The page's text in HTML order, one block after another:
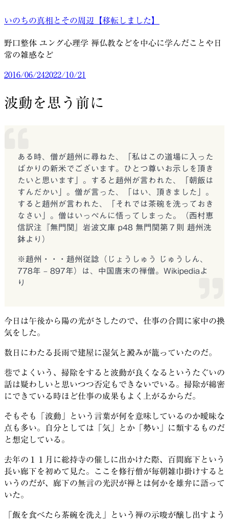
ン
ン
ツ
へ
キ
ッ
いのちの真相とその周辺【移転しました】
野口整体 ユング心理学 禅仏教などを中心に学んだことや日
常の雑感など
投
日:
2016/06/242022/10/21
波動を思う前に
ある時、僧が趙州に尋ねた、「私はこの道場に入った
ばかりの新米でございます。ひとつ尊いお示しを頂き
たいと思います」。すると趙州が言われた、「朝飯は
すんだかい」。僧が言った、「はい、頂きました」。
すると趙州が言われた、「それでは茶碗を洗っておき
なさい」。僧はいっぺんに悟ってしまった。（西村恵
信訳注『無門関』岩波文庫 p48 無門関第７則 趙州洗
鉢より）
※趙州・・・趙州従諗（じょうしゅう じゅうしん、
778年 – 897年）は、中国唐末の禅僧。Wikipediaよ
り
今日は午後から陽の光がさしたので、仕事の合間に家中の換
気をした。
数日にわたる長雨で建屋に湿気と澱みが籠っていたのだ。
巷でよくいう、掃除をすると波動が良くなるというたぐいの
話は疑わしいと思いつつ否定もできないでいる。掃除が綿密
にできている時ほど仕事の成果もよく上がるからだ。
そもそも「波動」という言葉が何を意味しているのか曖昧な
点も多い。自分としては「気」とか「勢い」に類するものだ
と想定している。
去年の１１月に総持寺の催しに出かけた際、百間廊下という
長い廊下を初めて見た。ここを修行僧が毎朝雑巾掛けすると
いうのだが、廊下の無言の光沢が禅とは何かを雄弁に語って
いた。
「飯を食べたら茶碗を洗え」という禅の示唆が醸し出すよう